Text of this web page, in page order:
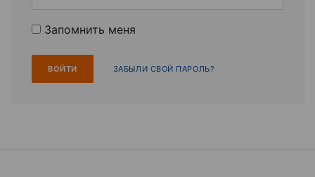
Запомнить меня
ЗАБЫЛИ СВОЙ ПАРОЛЬ?